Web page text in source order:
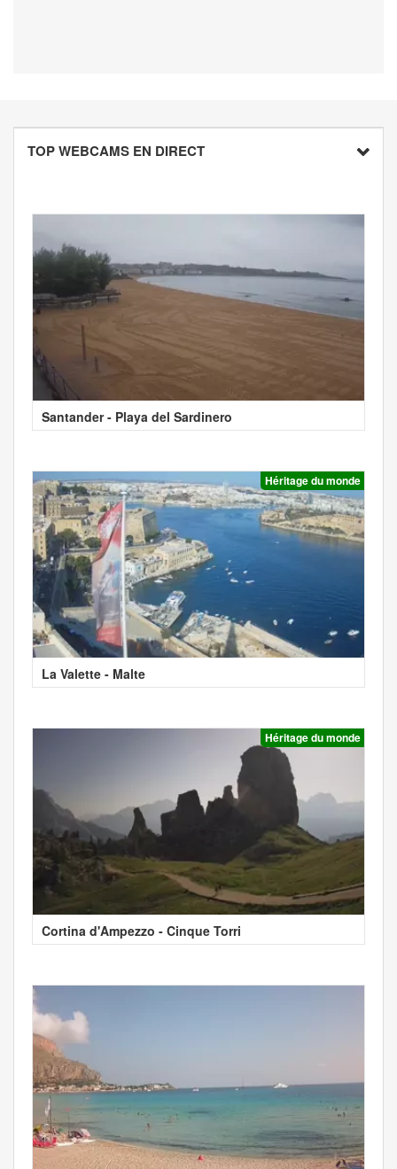
TOP WEBCAMS EN DIRECT
Santander - Playa del Sardinero
Héritage du monde
La Valette - Malte
Héritage du monde
Cortina d'Ampezzo - Cinque Torri